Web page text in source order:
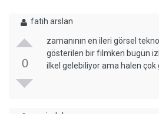
fatih arslan
0
zamanının en ileri görsel
gösterilen bir filmken bugün
ilkel gelebiliyor ama halen